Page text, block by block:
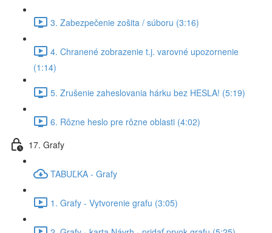
3. Zabezpečenie zošita / súboru (3:16)
4. Chranené zobrazenie t.j. varovné upozornenie
(1:14)
5. Zrušenie zaheslovania hárku bez HESLA! (5:19)
6. Rôzne heslo pre rôzne oblasti (4:02)
17. Grafy
TABUĽKA - Grafy
1. Grafy - Vytvorenie grafu (3:05)